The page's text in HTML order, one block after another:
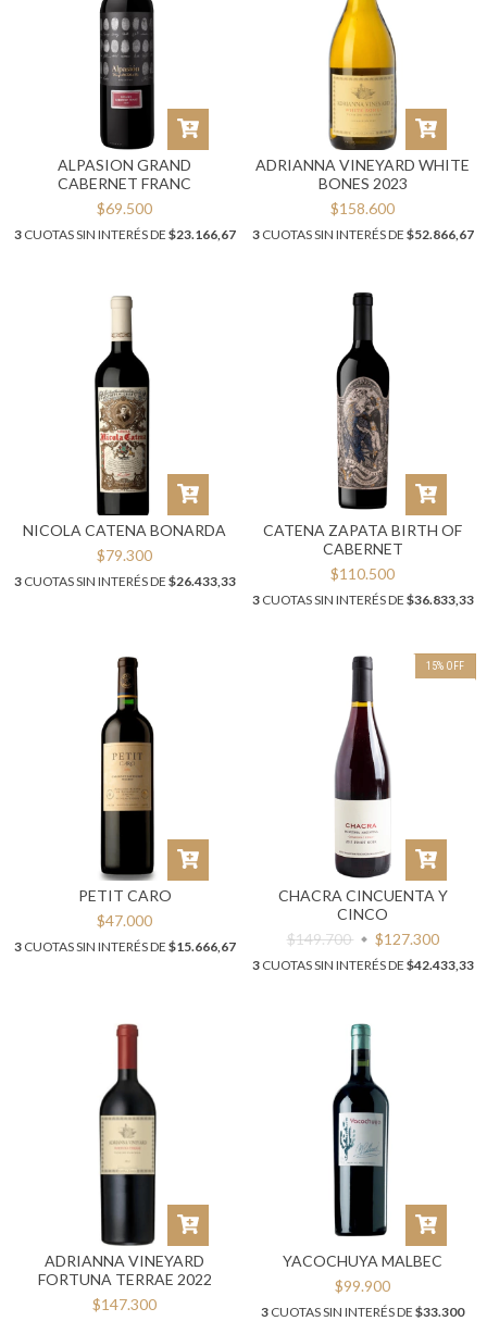
ALPASION GRAND
CABERNET FRANC
$69.500
3CUOTAS SIN INTERÉS DE $23.166,67
ADRIANNA VINEYARD WHITE
BONES 2023
$158.600
3CUOTAS SIN INTERÉS DE $52.866,67
NICOLA CATENA BONARDA
$79.300
3CUOTAS SIN INTERÉS DE $26.433,33
CATENA ZAPATA BIRTH OF
CABERNET
$110.500
3CUOTAS SIN INTERÉS DE $36.833,33
PETIT CARO
$47.000
3CUOTAS SIN INTERÉS DE $15.666,67
15% OFF
CHACRA CINCUENTA Y
CINCO
$149.700
$127.300
3CUOTAS SIN INTERÉS DE $42.433,33
ADRIANNA VINEYARD
FORTUNA TERRAE 2022
$147.300
YACOCHUYA MALBEC
$99.900
3 CUOTAS SIN INTERÉS DE $33.300